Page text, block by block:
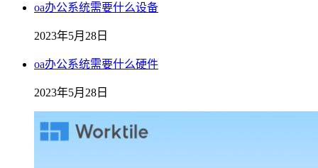
oa办公系统需要什么设备
2023年5月28日
oa办公系统需要什么硬件
2023年5月28日